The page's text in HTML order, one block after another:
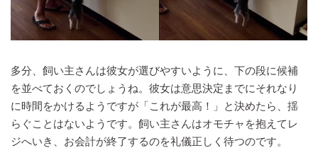
多分、飼い主さんは彼女が選びやすいように、下の段に候補
を並べておくのでしょうね。彼女は意思決定までにそれなり
に時間をかけるようですが「これが最高！」と決めたら、揺
らぐことはないようです。飼い主さんはオモチャを抱えてレ
ジへいき、お会計が終了するのを礼儀正しく待つのです。